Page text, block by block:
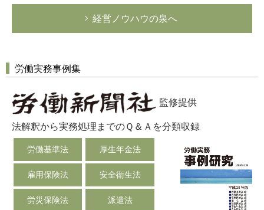
経営ノウハウの泉へ
労働実務事例集
監修提供
法解釈から実務処理までのＱ＆Ａを分類収録
労働基準法 厚生年金法
雇用保険法 安全衛生法
労災保険法 派遣法